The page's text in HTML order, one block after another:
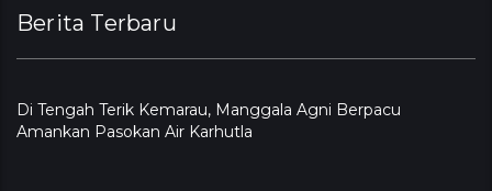
Berita Terbaru
​Di Tengah Terik Kemarau, Manggala Agni Berpacu
Amankan Pasokan Air Karhutla